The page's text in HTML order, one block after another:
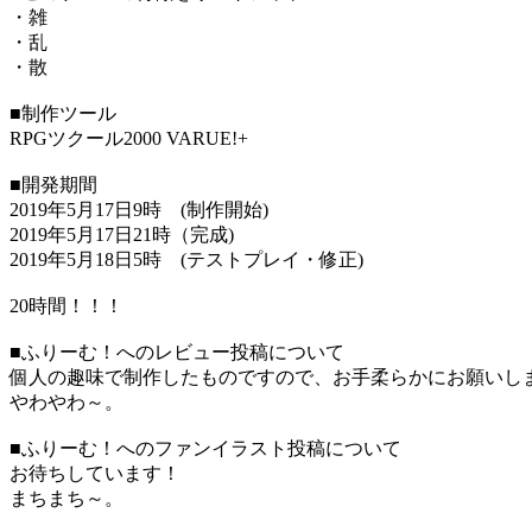
・雑
・乱
・散
■制作ツール
RPGツクール2000 VARUE!+
■開発期間
2019年5月17日9時 (制作開始)
2019年5月17日21時（完成)
2019年5月18日5時 (テストプレイ・修正)
20時間！！！
■ふりーむ！へのレビュー投稿について
個人の趣味で制作したものですので、お手柔らかにお願いし
やわやわ～。
■ふりーむ！へのファンイラスト投稿について
お待ちしています！
まちまち～。